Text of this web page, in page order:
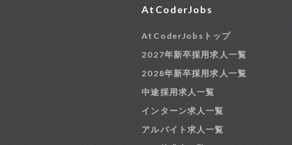
AtCoderJobs
AtCoderJobsトップ
2027年新卒採用求人一覧
2028年新卒採用求人一覧
中途採用求人一覧
インターン求人一覧
アルバイト求人一覧